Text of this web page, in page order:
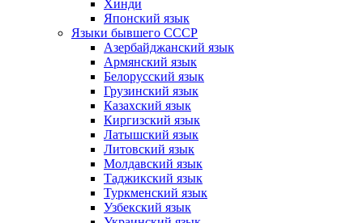
Хинди
Японский язык
Языки бывшего СССР
Азербайджанский язык
Армянский язык
Белорусский язык
Грузинский язык
Казахский язык
Киргизский язык
Латышский язык
Литовский язык
Молдавский язык
Таджикский язык
Туркменский язык
Узбекский язык